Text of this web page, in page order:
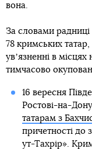
вона.
За словами радниці
78 кримських
увʼязненні в місцях
тимчасово
16 вересня
Ростові-на-
татарам з
причетності до
ут-Тахрір».